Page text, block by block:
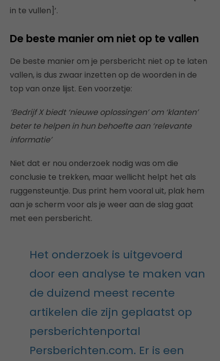
in te vullen]’.
De beste manier om niet op te vallen
De beste manier om je persbericht niet op te laten
vallen, is dus zwaar inzetten op de woorden in de
top van onze lijst. Een voorzetje:
‘Bedrijf X biedt ‘nieuwe oplossingen’ om ‘klanten’
beter te helpen in hun behoefte aan ‘relevante
informatie’
Niet dat er nou onderzoek nodig was om die
conclusie te trekken, maar wellicht helpt het als
ruggensteuntje. Dus print hem vooral uit, plak hem
aan je scherm voor als je weer aan de slag gaat
met een persbericht.
Het onderzoek is uitgevoerd
door een analyse te maken van
de duizend meest recente
artikelen die zijn geplaatst op
persberichtenportal
Persberichten.com. Er is een